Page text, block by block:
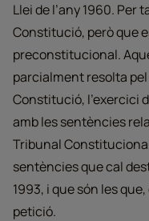
Llei de l’any 1960.
Constitució, però que
preconstitucional.
parcialment resolta
Constitució, l’exercici
amb les sentències
Tribunal
sentències que cal
1993, i que són les
petició.